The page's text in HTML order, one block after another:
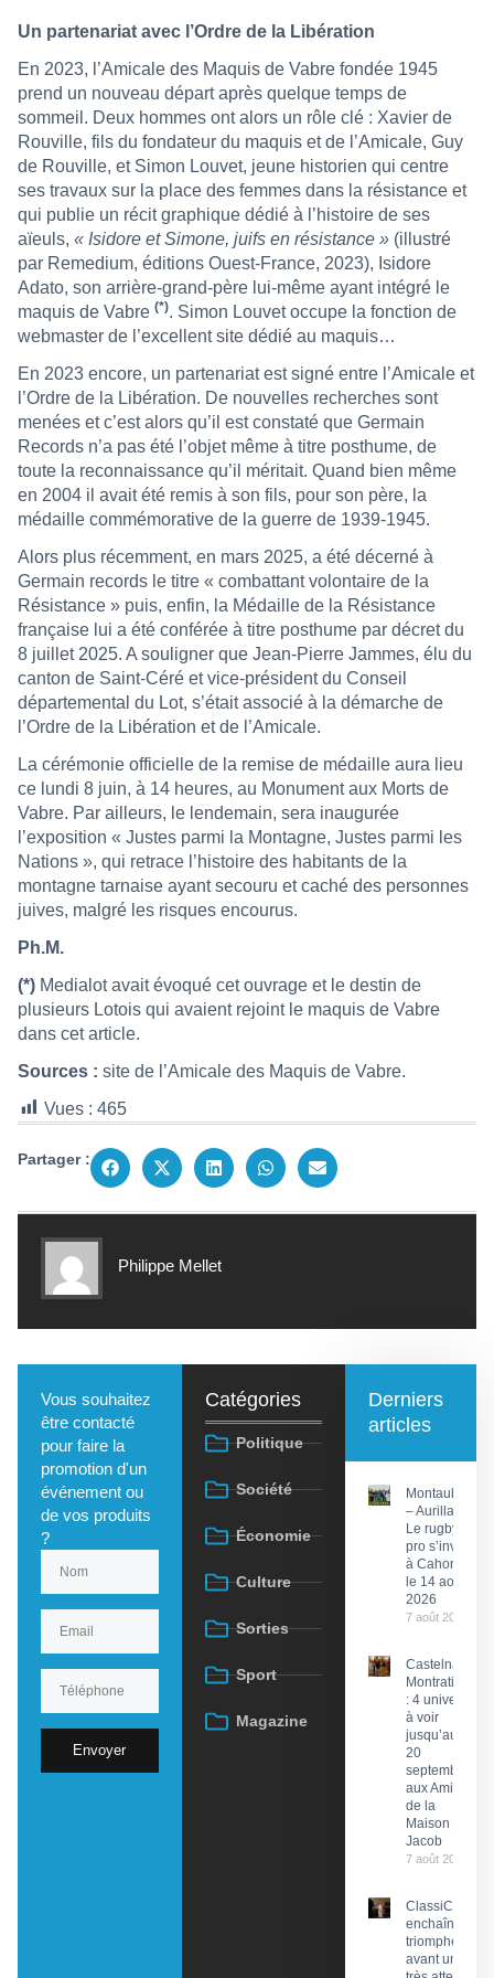
Un partenariat avec l’Ordre de la Libération
En 2023, l’Amicale des Maquis de Vabre fondée 1945
prend un nouveau départ après quelque temps de
sommeil. Deux hommes ont alors un rôle clé : Xavier de
Rouville, fils du fondateur du maquis et de l’Amicale, Guy
de Rouville, et Simon Louvet, jeune historien qui centre
ses travaux sur la place des femmes dans la résistance et
qui publie un récit graphique dédié à l’histoire de ses
aïeuls, « Isidore et Simone, juifs en résistance » (illustré
par Remedium, éditions Ouest-France, 2023), Isidore
Adato, son arrière-grand-père lui-même ayant intégré le
maquis de Vabre (*). Simon Louvet occupe la fonction de
webmaster de l’excellent site dédié au maquis…
En 2023 encore, un partenariat est signé entre l’Amicale et
l’Ordre de la Libération. De nouvelles recherches sont
menées et c’est alors qu’il est constaté que Germain
Records n’a pas été l’objet même à titre posthume, de
toute la reconnaissance qu’il méritait. Quand bien même
en 2004 il avait été remis à son fils, pour son père, la
médaille commémorative de la guerre de 1939-1945.
Alors plus récemment, en mars 2025, a été décerné à
Germain records le titre « combattant volontaire de la
Résistance » puis, enfin, la Médaille de la Résistance
française lui a été conférée à titre posthume par décret du
8 juillet 2025. A souligner que Jean-Pierre Jammes, élu du
canton de Saint-Céré et vice-président du Conseil
départemental du Lot, s’était associé à la démarche de
l’Ordre de la Libération et de l’Amicale.
La cérémonie officielle de la remise de médaille aura lieu
ce lundi 8 juin, à 14 heures, au Monument aux Morts de
Vabre. Par ailleurs, le lendemain, sera inaugurée
l’exposition « Justes parmi la Montagne, Justes parmi les
Nations », qui retrace l’histoire des habitants de la
montagne tarnaise ayant secouru et caché des personnes
juives, malgré les risques encourus.
Ph.M.
(*) Medialot avait évoqué cet ouvrage et le destin de
plusieurs Lotois qui avaient rejoint le maquis de Vabre
dans cetarticle.
Sources : site de l’Amicale des Maquis de Vabre.
Vues : 465
Partager :
Philippe Mellet
Vous souhaitez
être contacté
pour faire la
promotion d'un
événement ou
de vos produits
?
Envoyer
Catégories
Politique
Société
Économie
Culture
Sorties
Sport
Magazine
Derniers
articles
Montauban
– Aurillac :
Le rugby
pro s’invite
à Cahors
le 14 août
2026
7 août 2026
Castelnau-
Montratier
: 4 univers
à voir
jusqu’au
20
septembre
aux Amis
de la
Maison
Jacob
7 août 2026
ClassiCahors
enchaîne les
triomphes
avant un final